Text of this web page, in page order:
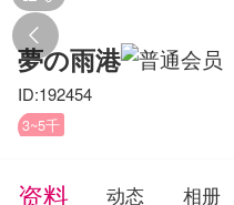

夢の雨港
ID:192454
3~5千
资料 动态 相册